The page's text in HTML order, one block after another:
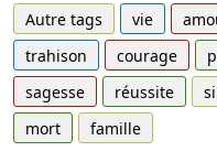
Autre tags vie
trahison
courage
sagesse
réussite
mort
famille